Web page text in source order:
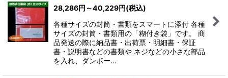
28,286円 ～40,229円(税込)
各種サイズの封筒・書類をスマートに添付 各種
サイズの封筒・書類用の「糊付き袋」です。 商
品発送の際に納品書・出荷票・明細書・保証
書・説明書などの書類や ネジなどの小さな部品
を入れ、ダンボー…